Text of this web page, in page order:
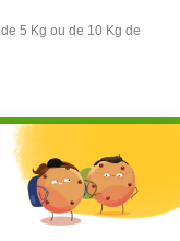
5 Kg ou de 10 Kg de